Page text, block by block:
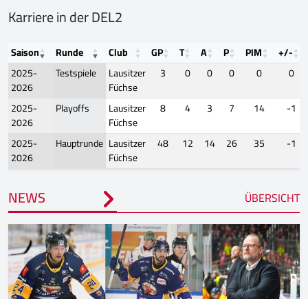
Karriere in der DEL2
Saison Runde Club GP T A P PIM
+/-
2025-
2026
Testspiele
Lausitzer
Füchse
3 0 0 0 0
0
2025-
2026
Playoffs
Lausitzer
Füchse
8 4 3 7 14
-1
2025-
2026
Hauptrunde Lausitzer
Füchse
48 12 14 26 35 -1
NEWS ÜBERSICHT